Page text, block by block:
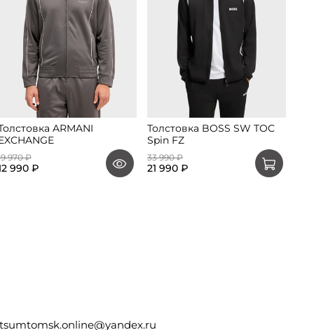
ARMANI
970 ₽
990 ₽
Толстовка BOSS SW TOC
Spin FZ
33 990 ₽
21 990 ₽
tsumtomsk.online@yandex.ru